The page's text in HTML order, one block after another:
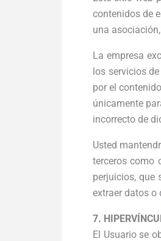
contenidos de
una
La empresa
los servicios
por el
únicamente
incorrecto de
Usted
terceros como
perjuicios, que
extraer datos o
7.
El Usuario se